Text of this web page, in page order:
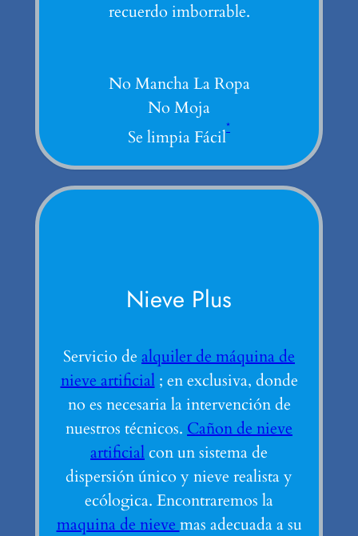
recuerdo imborrable.
No Mancha La Ropa
No Moja
Se limpia Fácil*
Nieve Plus
Servicio de alquiler de máquina de
nieve artificial; en exclusiva, donde
no es necesaria la intervención de
nuestros técnicos. Cañon de nieve
artificialcon un sistema de
dispersión único y nieve realista y
ecólogica. Encontraremos la
maquina de nieve mas adecuada a su